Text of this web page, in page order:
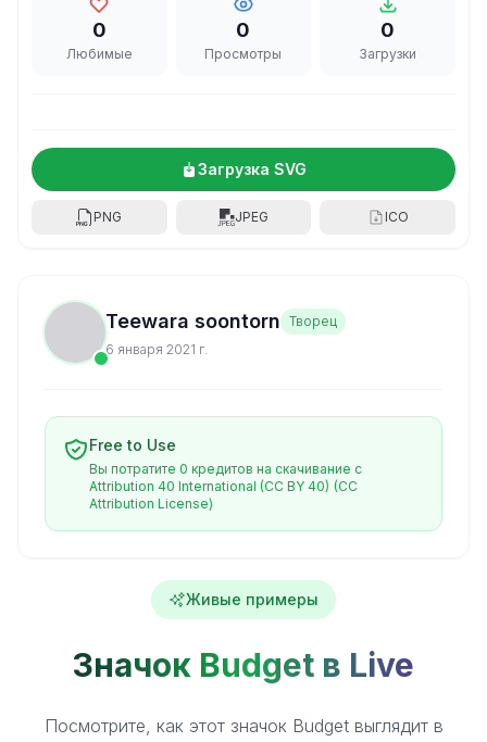
0
Любимые
0
Просмотры
0
Загрузки
Загрузка SVG
PNG JPEG ICO
Teewara soontorn Творец
6 января 2021 г.
Free to Use
Вы потратите 0 кредитов на скачивание с
Attribution 40 International (CC BY 40) (CC
Attribution License)
Живые примеры
Значок Budget в Live
Посмотрите, как этот значок Budget выглядит в